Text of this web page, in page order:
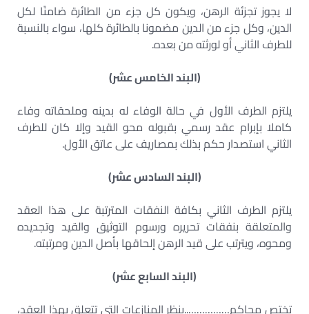
لا يجوز تجزئة الرهن، ويكون كل جزء من الطائرة ضامنًا لكل
الدين، وكل جزء من الدين مضمونا بالطائرة كلها، سواء بالنسبة
للطرف الثاني أو لورثته من بعده.
(البند الخامس عشر)
يلتزم الطرف الأول في حالة الوفاء له بدينه وملحقاته وفاء
كاملا بإبرام عقد رسمي بقبوله محو القيد وإلا كان للطرف
الثاني استصدار حكم بذلك بمصاريف على عاتق الأول.
(البند السادس عشر)
يلتزم الطرف الثاني بكافة النفقات المترتبة على هذا العقد
والمتعلقة بنفقات تحريره ورسوم التوثيق والقيد وتجديده
ومحوه، ويترتب على قيد الرهن إلحاقها بأصل الدين ومرتبته.
(البند السابع عشر)
تختص محاكم……………..بنظر المنازعات التي تتعلق بهذا العقد،